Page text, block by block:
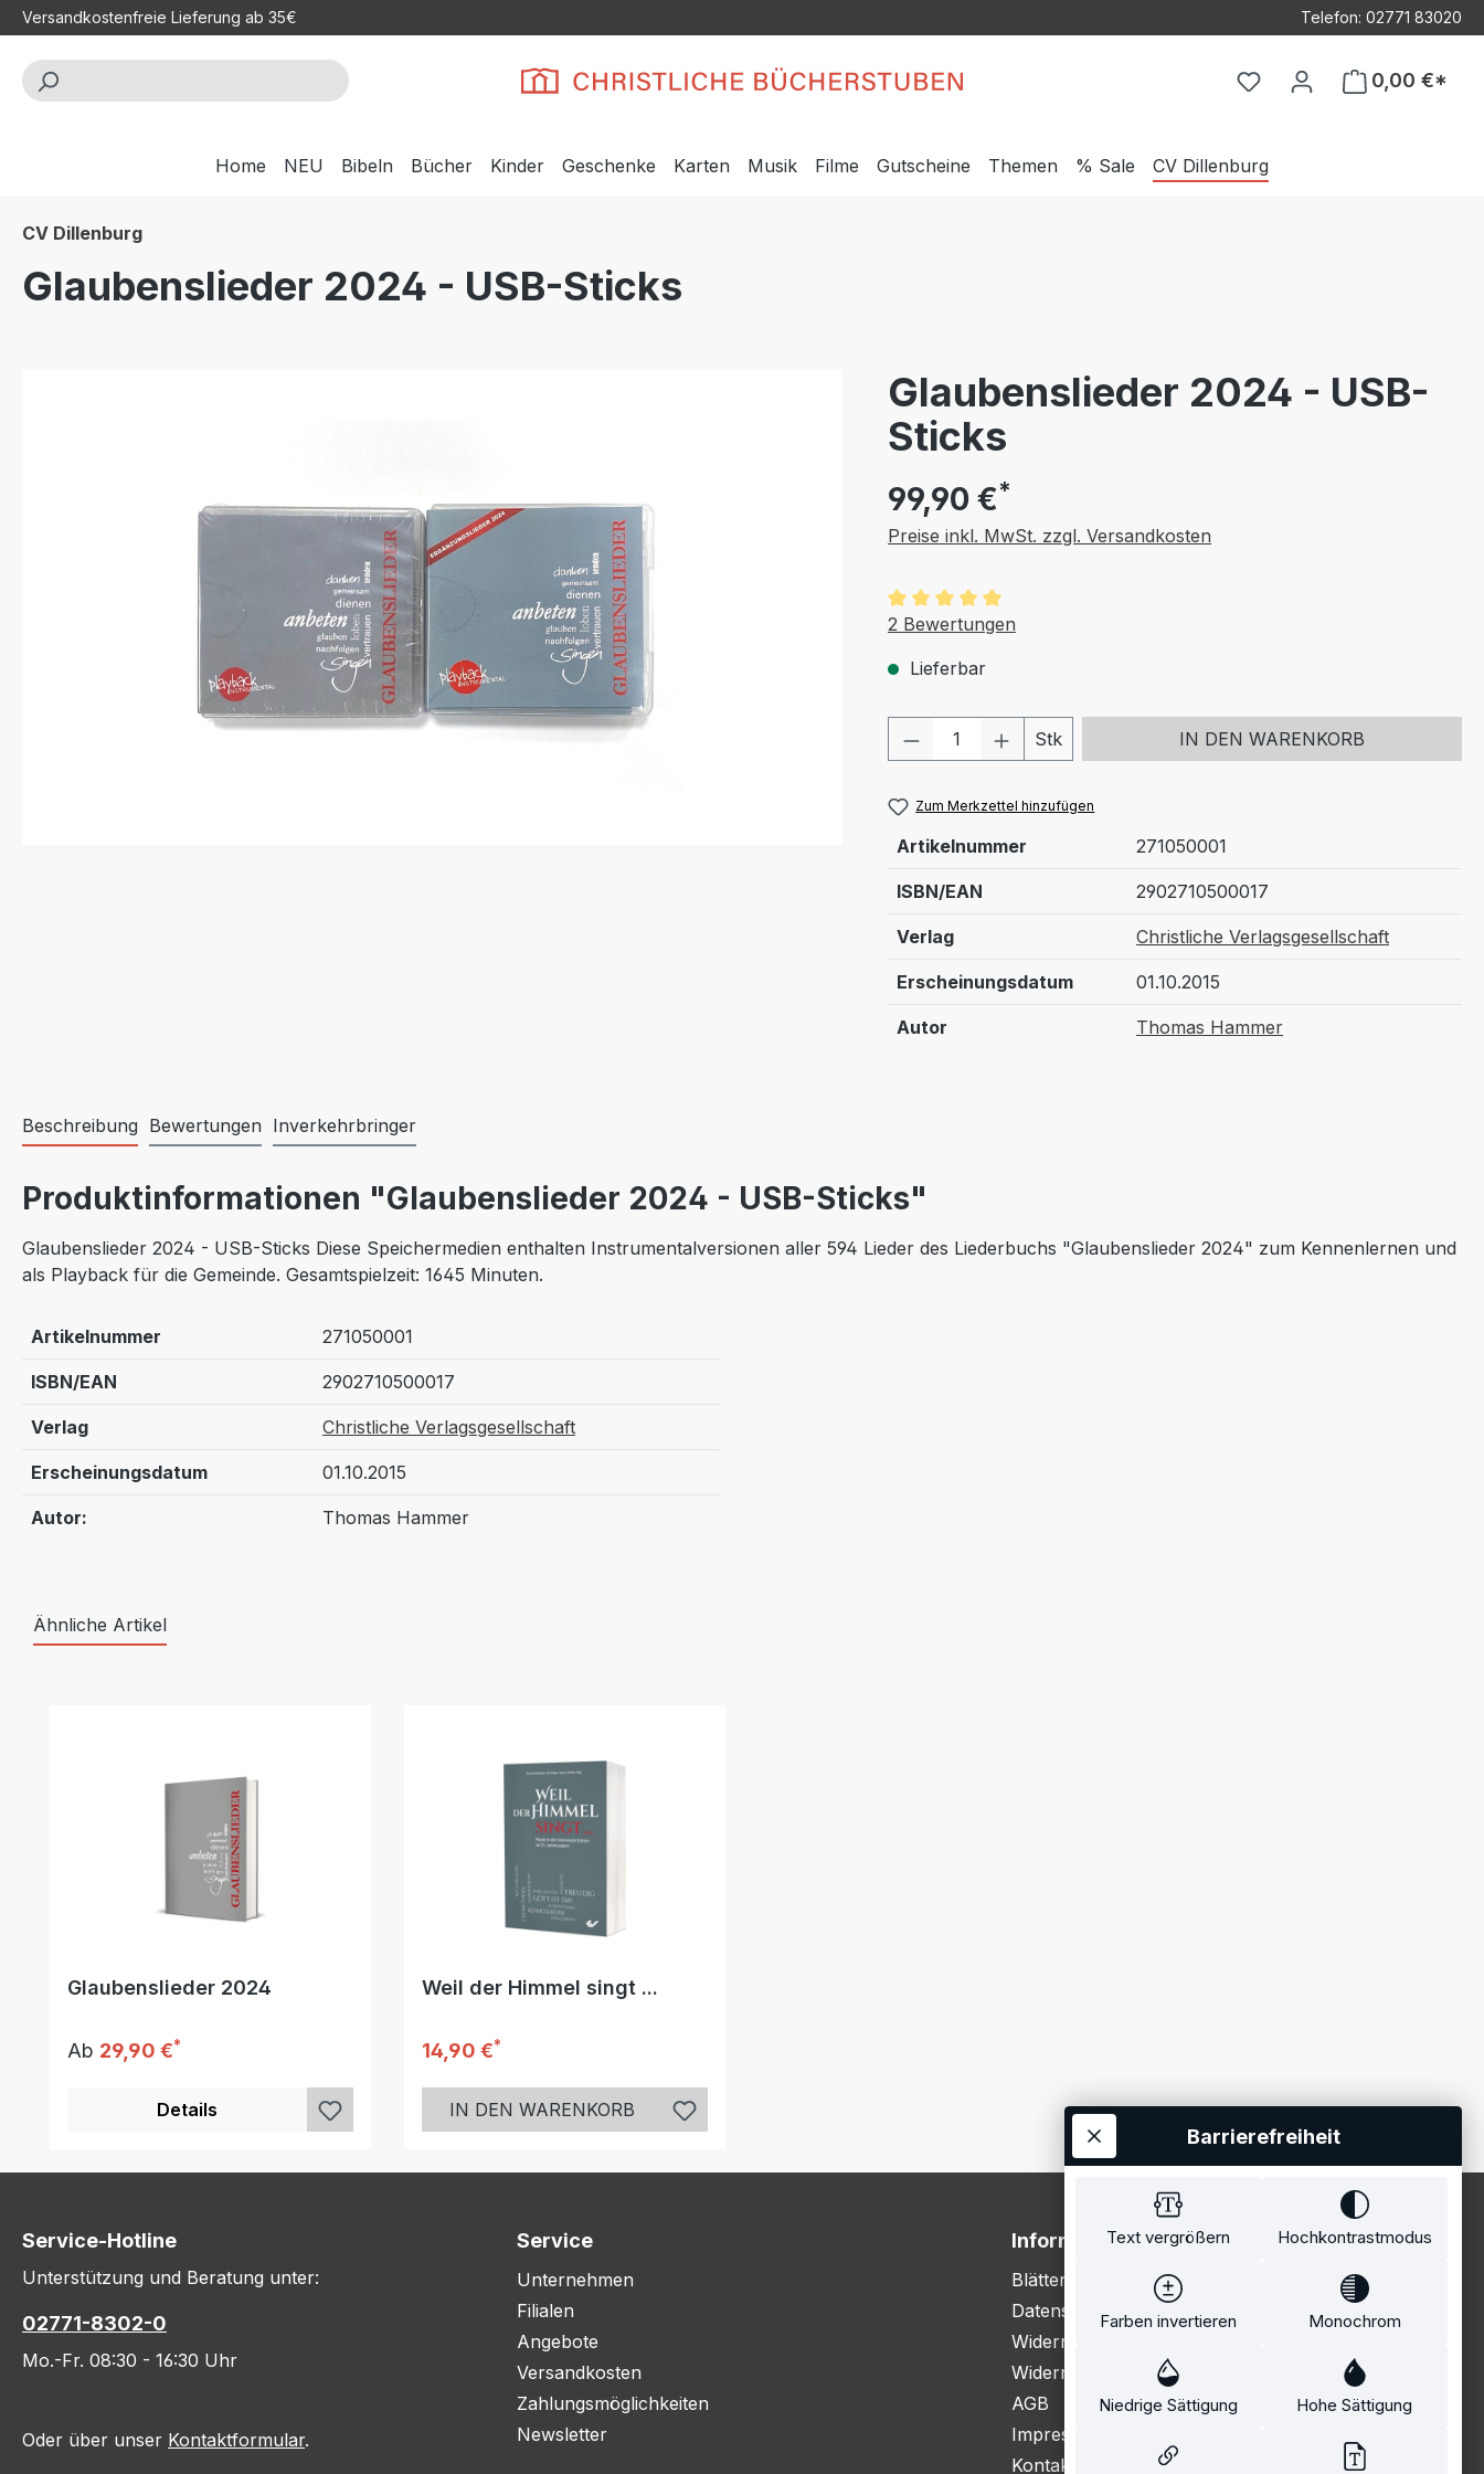
Hauptinhalt springen
Zur Suche springen
Zur Hauptnavigation springen
Versandkostenfreie Lieferung ab 35€ Telefon: 02771 83020
Du hast 0 Produkte auf
0,00 €*
Home NEU Bibeln Bücher Kinder Geschenke Karten Musik Filme Gutscheine Themen % Sale CV Dillenburg
CV Dillenburg
Glaubenslieder 2024 - USB-Sticks
Glaubenslieder 2024 - USB-
Sticks
99,90 €*
Preise inkl. MwSt. zzgl. Versandkosten
Durchschnittliche Bewertung von 5 von 5 Sternen
2 Bewertungen
Lieferbar
Produkt Anzahl: Gib den gewünschten Wert
Stk IN DEN WARENKORB
Zum Merkzettel hinzufügen
Artikelnummer 271050001
ISBN/EAN 2902710500017
Verlag Christliche Verlagsgesellschaft
Erscheinungsdatum 01.10.2015
Autor Thomas Hammer
Beschreibung Bewertungen Inverkehrbringer
Produktinformationen "Glaubenslieder 2024 - USB-Sticks"
Glaubenslieder 2024 - USB-Sticks Diese Speichermedien enthalten Instrumentalversionen aller 594 Lieder des Liederbuchs "Glaubenslieder 2024" zum Kennenlernen und
als Playback für die Gemeinde. Gesamtspielzeit: 1645 Minuten.
Artikelnummer 271050001
ISBN/EAN 2902710500017
Verlag Christliche Verlagsgesellschaft
Erscheinungsdatum 01.10.2015
Autor: Thomas Hammer
Ähnliche Artikel
Glaubenslieder 2024
Regulärer Preis:
Ab 29,90 €*
Details
Weil der Himmel singt ...
Regulärer Preis:
14,90 €*
IN DEN WARENKORB
Service-Hotline
Unterstützung und Beratung unter:
02771-8302-0
Mo.-Fr. 08:30 - 16:30 Uhr
Oder über unser Kontaktformular.
Service
Unternehmen
Filialen
Angebote
Versandkosten
Zahlungsmöglichkeiten
Newsletter
Information
Blätterkatalog
Datenschutzerklärung
Widerrufsbelehrung
Widerrufsformular
AGB
Impressum
Kontakt
Text vergrößern Hochkontrastmodus
Farben invertieren Monochrom
Niedrige Sättigung Hohe Sättigung
Barrierefreiheit